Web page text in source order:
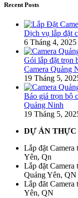
Recent Posts
Dịch vụ lắp đặt
6 Tháng 4, 2025
Gói lắp đặt trọn
Camera Quảng
19 Tháng 5,
Báo giá trọn bộ
Quảng Ninh
19 Tháng 5,
DỰ ÁN
Lắp đặt
Yên, Qn
Lắp đặt
Quảng Yên, QN
Lắp đăt
Yên, QN